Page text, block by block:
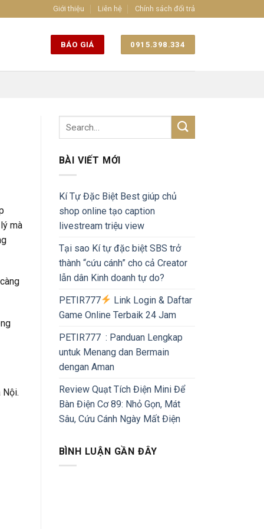
Giới thiệu Liên hệ Chính sách đổi trả
BÁO GIÁ 0915.398.334
mà
Nội.
BÀI VIẾT MỚI
Kí Tự Đặc Biệt Best giúp chủ
shop online tạo caption
livestream triệu view
Tại sao Kí tự đặc biệt SBS trở
thành “cứu cánh” cho cả Creator
lẫn dân Kinh doanh tự do?
PETIR777
Link Login & Daftar
Game Online Terbaik 24 Jam
PETIR777 : Panduan Lengkap
untuk Menang dan Bermain
dengan Aman
Review Quạt Tích Điện Mini Để
Bàn Điện Cơ 89: Nhỏ Gọn, Mát
Sâu, Cứu Cánh Ngày Mất Điện
BÌNH LUẬN GẦN ĐÂY